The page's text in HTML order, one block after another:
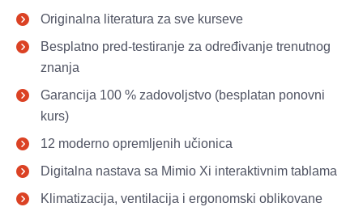
Originalna literatura za sve kurseve
Besplatno pred-testiranje za određivanje trenutnog
znanja
Garancija 100 % zadovoljstvo (besplatan ponovni
kurs)
12 moderno opremljenih učionica
Digitalna nastava sa Mimio Xi interaktivnim tablama
Klimatizacija, ventilacija i ergonomski oblikovane